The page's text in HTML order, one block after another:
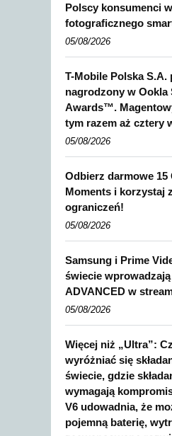
Polscy konsumenci
fotograficznego
05/08/2026
T-Mobile Polska S.A.
nagrodzony w Ookla
Awards™.
tym razem aż cztery
05/08/2026
Odbierz darmowe 15
Moments i korzystaj
ograniczeń!
05/08/2026
Samsung i Prime
świecie wprowadzają
ADVANCED w
05/08/2026
Więcej niż „Ultra”:
wyróżniać się
świecie, gdzie
wymagają
V6 udowadnia, że
pojemną baterię,